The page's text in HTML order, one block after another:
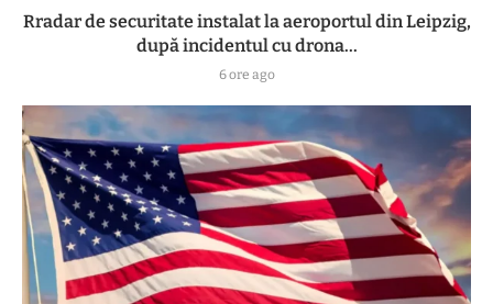
Rradar de securitate instalat la aeroportul din Leipzig,
după incidentul cu drona...
6 ore ago